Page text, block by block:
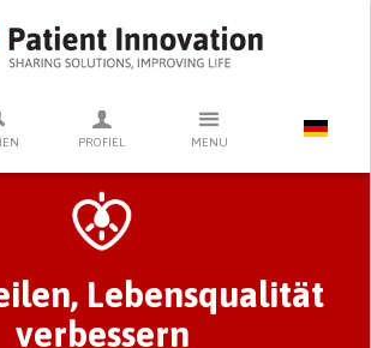
PROFIEL MENU
SIE AUF ENTER UM DIE SUCHE ZU STARTEN
Lebensqualität
verbessern